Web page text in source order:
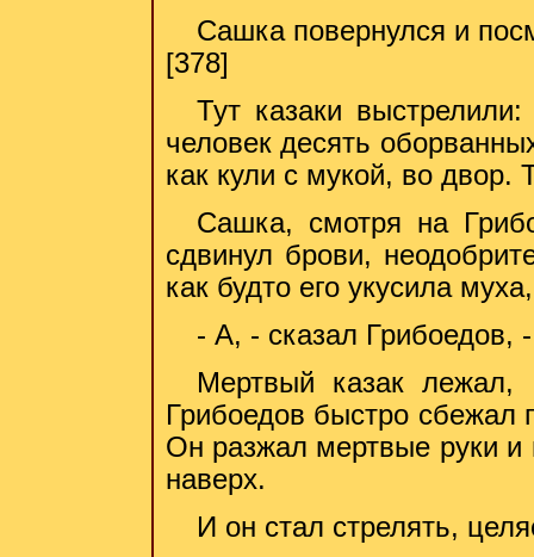
Сашка повернулся и
[378]
Тут казаки
человек десять
как кули с мукой, во двор.
Сашка, смотря на
сдвинул брови,
как будто его укусила
- А, - сказал Грибоедов,
Мертвый казак
Грибоедов быстро сбежал
Он разжал мертвые руки
наверх.
И он стал стрелять,